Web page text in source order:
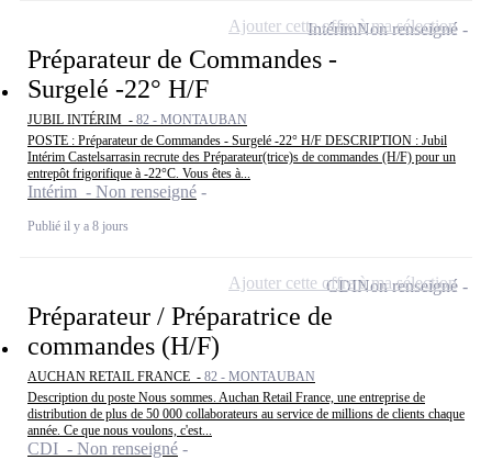
Préparateur de Commandes -
Surgelé -22° H/F
JUBIL INTÉRIM - 82 - MONTAUBAN
POSTE : Préparateur de Commandes - Surgelé -22° H/F DESCRIPTION : Jubil
Intérim Castelsarrasin recrute des Préparateur(trice)s de commandes (H/F) pour un
entrepôt frigorifique à -22°C. Vous êtes à...
Intérim - Non renseigné
Publié il y a 8 jours
IntérimNon renseigné
Ajouter cette offre à ma sélection
Préparateur / Préparatrice de
commandes (H/F)
AUCHAN RETAIL FRANCE - 82 - MONTAUBAN
Description du poste Nous sommes. Auchan Retail France, une entreprise de
distribution de plus de 50 000 collaborateurs au service de millions de clients chaque
année. Ce que nous voulons, c'est...
CDI - Non renseigné
CDINon renseigné
Ajouter cette offre à ma sélection